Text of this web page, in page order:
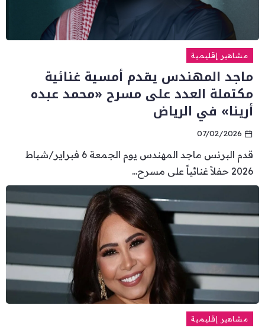
مشاهير إقليمية
ماجد المهندس يقدم أمسية غنائية
مكتملة العدد على مسرح «محمد عبده
أرينا» في الرياض
07/02/2026
قدم البرنس ماجد المهندس يوم الجمعة 6 فبراير/شباط
2026 حفلاً غنائياً على مسرح...
مشاهير إقليمية